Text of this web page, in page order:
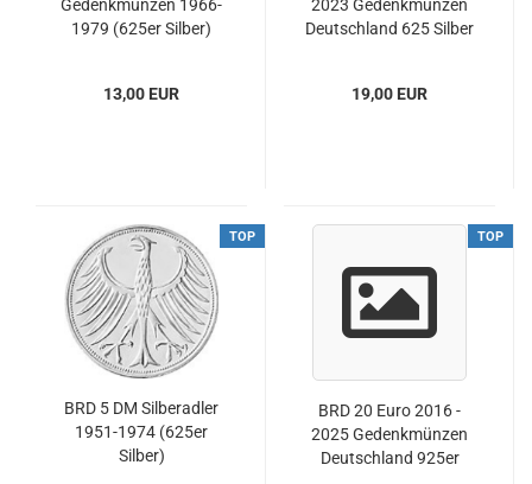
Gedenkmünzen 1966-
1979 (625er Silber)
13,00 EUR
2023 Gedenkmünzen
Deutschland 625 Silber
19,00 EUR
TOP
BRD 5 DM Silberadler
1951-1974 (625er
Silber)
TOP
BRD 20 Euro 2016 -
2025 Gedenkmünzen
Deutschland 925er